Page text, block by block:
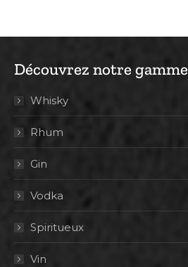
Découvrez notre gamme
Whisky
Rhum
Gin
Vodka
Spiritueux
Vin